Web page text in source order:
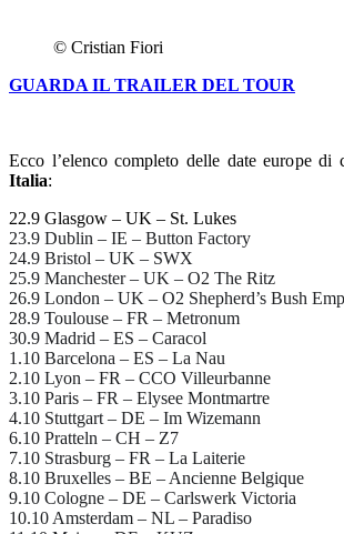
© Cristian Fiori
GUARDA IL TRAILER DEL TOUR
Ecco l’elenco completo delle date europe di
Italia:
22.9 Glasgow – UK – St. Lukes
23.9 Dublin – IE – Button Factory
24.9 Bristol – UK – SWX
25.9 Manchester – UK – O2 The Ritz
26.9 London – UK – O2 Shepherd’s Bush
28.9 Toulouse – FR – Metronum
30.9 Madrid – ES – Caracol
1.10 Barcelona – ES – La Nau
2.10 Lyon – FR – CCO Villeurbanne
3.10 Paris – FR – Elysee Montmartre
4.10 Stuttgart – DE – Im Wizemann
6.10 Pratteln – CH – Z7
7.10 Strasburg – FR – La Laiterie
8.10 Bruxelles – BE – Ancienne Belgique
9.10 Cologne – DE – Carlswerk Victoria
10.10 Amsterdam – NL – Paradiso